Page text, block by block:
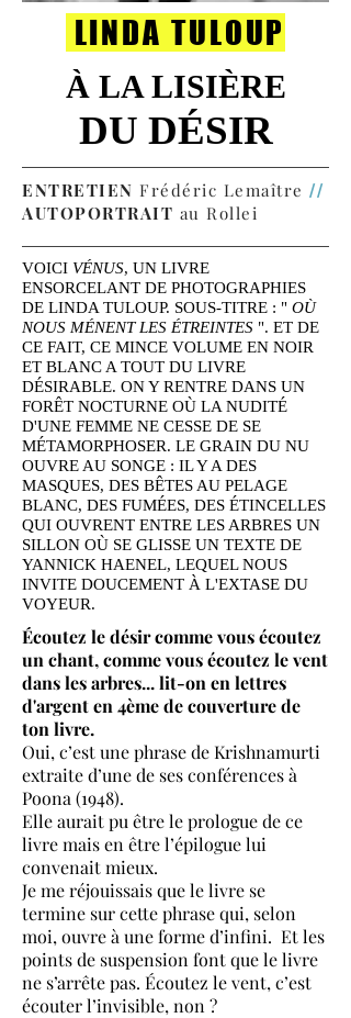
LINDA TULOUP
À LA LISIÈRE
DU DÉSIR
ENTRETIEN Frédéric Lemaître //
AUTOPORTRAIT au Rollei
VOICI VÉNUS, UN LIVRE
ENSORCELANT DE PHOTOGRAPHIES
DE LINDA TULOUP. SOUS-TITRE : " OÙ
NOUS MÉNENT LES ÉTREINTES ". ET DE
CE FAIT, CE MINCE VOLUME EN NOIR
ET BLANC A TOUT DU LIVRE
DÉSIRABLE. ON Y RENTRE DANS UN
FORÊT NOCTURNE OÙ LA NUDITÉ
D'UNE FEMME NE CESSE DE SE
MÉTAMORPHOSER. LE GRAIN DU NU
OUVRE AU SONGE : IL Y A DES
MASQUES, DES BÊTES AU PELAGE
BLANC, DES FUMÉES, DES ÉTINCELLES
QUI OUVRENT ENTRE LES ARBRES UN
SILLON OÙ SE GLISSE UN TEXTE DE
YANNICK HAENEL, LEQUEL NOUS
INVITE DOUCEMENT À L'EXTASE DU
VOYEUR.
Écoutez le désir comme vous écoutez
un chant, comme vous écoutez le vent
dans les arbres... lit-on en lettres
d'argent en 4ème de couverture de
ton livre.
Oui, c’est une phrase de Krishnamurti
extraite d’une de ses conférences à
Poona (1948).
Elle aurait pu être le prologue de ce
livre mais en être l’épilogue lui
convenait mieux.
Je me réjouissais que le livre se
termine sur cette phrase qui, selon
moi, ouvre à une forme d’infini. Et les
points de suspension font que le livre
ne s’arrête pas. Écoutez le vent, c’est
écouter l’invisible, non ?